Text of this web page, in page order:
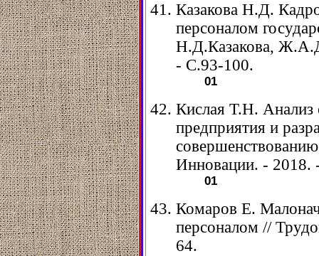
Казакова Н.Д.
персоналом
Н.Д.Казакова,
- С.93-100.
01
Кислая Т.Н. Анализ
предприятия и
Инновации. - 2018.
01
Комаров Е.
персоналом //
64.